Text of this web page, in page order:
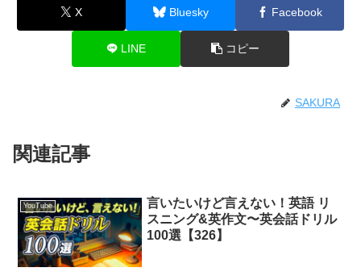
X Bluesky Facebook
LINE コピー
SAKURA
関連記事
YouTube
言いたいけど言えない！英語 リ
スニング&英作文〜英会話ドリル
100選【326】